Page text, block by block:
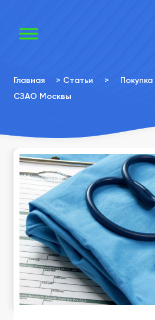
Главная > Статьи >
СЗАО Москвы